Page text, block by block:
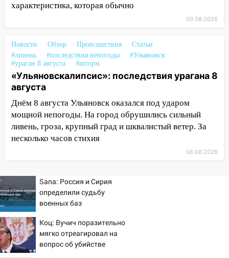
17:00 «Ульяновскалипсис»: последствия
16:38
Прогноз погоды в Ульяновской
области на 9 августа
16:34 Из-за мощной непогоды в
Ульяновске отменили фестиваль «Наше
время»
16:17 Мелекесский район первым в
Ульяновской области намолотил более
100 тысяч тонн зерна
тысяч заявлений
15:04
Фоторепортаж с улиц Ульяновска
после шторма: поваленные деревья и
затопленные улицы
14:28
Ураган вырвал остановку на улице
Деева в Заволжье
характеристика, которая обычно
09.08.2026
Новости Обзор Происшествия
Статьи
#ливень
#последствия непогоды
#Ульяновск
#ураган 8 августа
#шторм
«Ульяновскалипсис»: последствия урагана 8
августа
Днём 8 августа Ульяновск оказался под ударом
мощной непогоды. На город обрушились сильный
ливень, гроза, крупный град и шквалистый ветер. За
несколько часов стихия
08.08.2026
Sana: Россия и Сирия
определили судьбу
военных баз
Коц: Вучич поразительно
мягко отреагировал на
вопрос об убийстве